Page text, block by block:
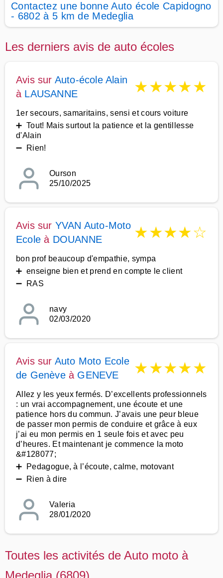
Contactez une bonne Auto école Capidogno
- 6802 à 5 km de Medeglia
Les derniers avis de auto écoles
Avis sur Auto-école Alain
à LAUSANNE ★★★★★
1er secours, samaritains, sensi et cours voiture
➕ Tout! Mais surtout la patience et la gentillesse
d'Alain
➖ Rien!
Ourson
25/10/2025
Avis sur YVAN Auto-Moto
Ecole à DOUANNE ★★★★☆
bon prof beaucoup d'empathie, sympa
➕ enseigne bien et prend en compte le client
➖ RAS
navy
02/03/2020
Avis sur Auto Moto Ecole
de Genèveà GENEVE ★★★★★
Allez y les yeux fermés. D’excellents professionnels
: un vrai accompagnement, une écoute et une
patience hors du commun. J’avais une peur bleue
de passer mon permis de conduire et grâce à eux
j’ai eu mon permis en 1 seule fois et avec peu
d’heures. Et maintenant je commence la moto
&#128077;
➕ Pedagogue, à l’écoute, calme, motovant
➖ Rien à dire
Valeria
28/01/2020
Toutes les activités de Auto moto à
Medeglia (6809)